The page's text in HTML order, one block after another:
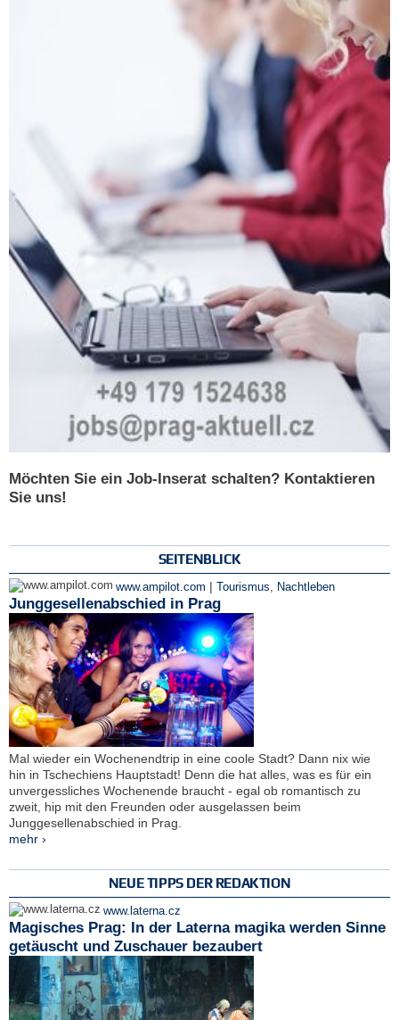
Möchten Sie ein Job-Inserat schalten? Kontaktieren
Sie uns!
SEITENBLICK
www.ampilot.com | Tourismus, Nachtleben
Junggesellenabschied in Prag
Mal wieder ein Wochenendtrip in eine coole Stadt? Dann nix wie
hin in Tschechiens Hauptstadt! Denn die hat alles, was es für ein
unvergessliches Wochenende braucht - egal ob romantisch zu
zweit, hip mit den Freunden oder ausgelassen beim
Junggesellenabschied in Prag.
mehr ›
NEUE TIPPS DER REDAKTION
www.laterna.cz
Magisches Prag: In der Laterna magika werden Sinne
getäuscht und Zuschauer bezaubert